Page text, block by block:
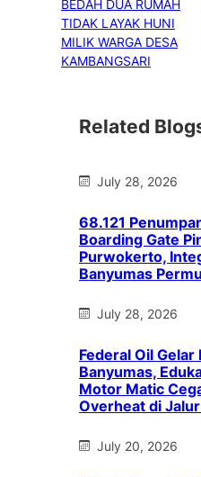
BEDAH DUA RUMAH
TIDAK LAYAK HUNI
MILIK WARGA DESA
KAMBANGSARI
Related
July 28, 2026
68.121
Boarding Gate
Purwokerto,
Banyumas
July 28, 2026
Federal Oil
Banyumas,
Motor Matic
Overheat di
July 20, 2026